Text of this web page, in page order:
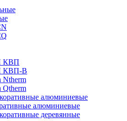
КВП
КВП-В
Ntherm
Qtherm
алюминиевые